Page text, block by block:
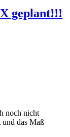
geplant!!!
noch nicht
und das Maß